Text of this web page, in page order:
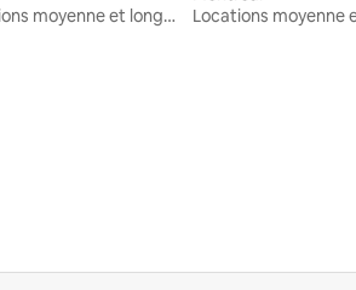
Locations moyenne et longue durée